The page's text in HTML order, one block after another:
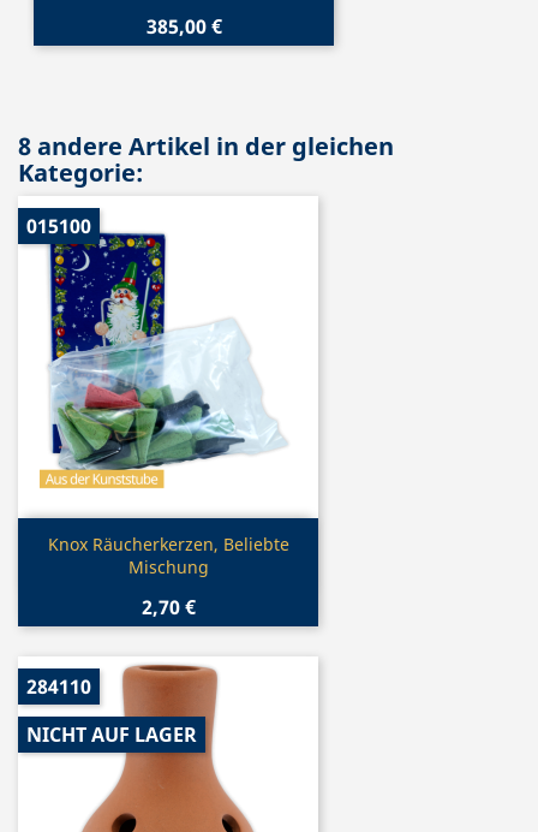
385,00 €
8 andere Artikel in der gleichen
Kategorie:
Vorschau
Knox Räucherkerzen, Beliebte
Mischung
2,70 €
015100
284110
NICHT AUF LAGER